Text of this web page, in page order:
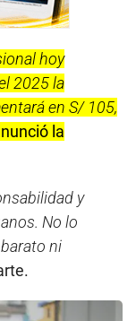
hoy
2025 la
en S/ 105,
la
y
No lo
ni